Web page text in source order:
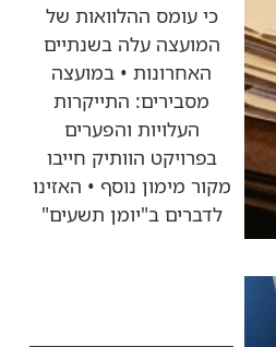
כי עומס ההלוואות של
המועצה עלה בשנתיים
האחרונות • במועצה
מסבירים: התייקרות
העלויות והפערים
בפרויקט הוותיק חייבו
מקור מימון נוסף • האזינו
לדברים ב"יומן תשעים"